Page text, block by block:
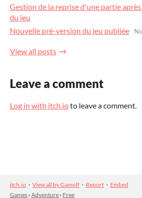
Gestion de la reprise d'une partie
du jeu
Nouvelle pré-version du jeu publiée
View all posts
Leave a comment
Log in with itch.ioto leave a comment.
itch.io · View all by Gamolf · Report · Embed
Games › Adventure › Free